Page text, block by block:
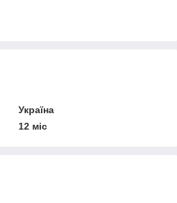
Україна
12 міс